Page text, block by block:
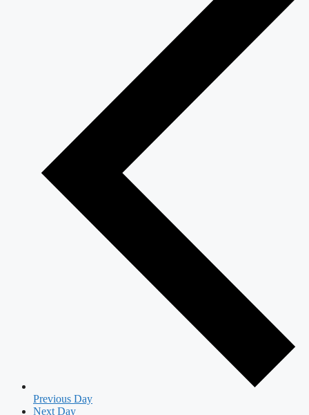
Previous Day
Next Day